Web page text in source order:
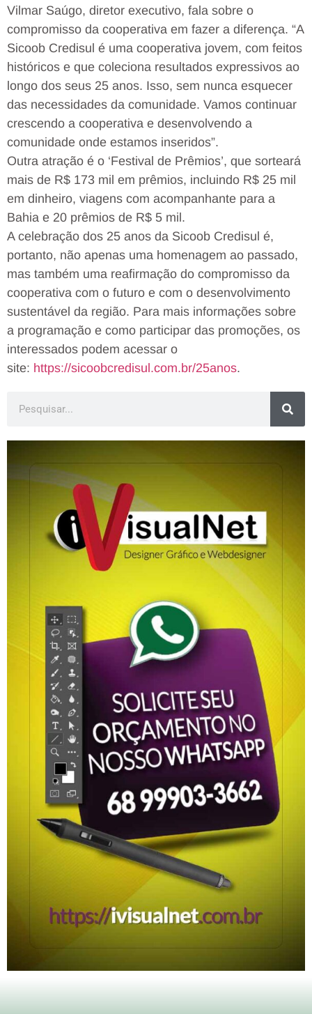
Vilmar Saúgo, diretor executivo, fala sobre o
compromisso da cooperativa em fazer a diferença. “A
Sicoob Credisul é uma cooperativa jovem, com feitos
históricos e que coleciona resultados expressivos ao
longo dos seus 25 anos. Isso, sem nunca esquecer
das necessidades da comunidade. Vamos continuar
crescendo a cooperativa e desenvolvendo a
comunidade onde estamos inseridos”.
Outra atração é o ‘Festival de Prêmios’, que sorteará
mais de R$ 173 mil em prêmios, incluindo R$ 25 mil
em dinheiro, viagens com acompanhante para a
Bahia e 20 prêmios de R$ 5 mil.
A celebração dos 25 anos da Sicoob Credisul é,
portanto, não apenas uma homenagem ao passado,
mas também uma reafirmação do compromisso da
cooperativa com o futuro e com o desenvolvimento
sustentável da região. Para mais informações sobre
a programação e como participar das promoções, os
interessados podem acessar o
site: https://sicoobcredisul.com.br/25anos.